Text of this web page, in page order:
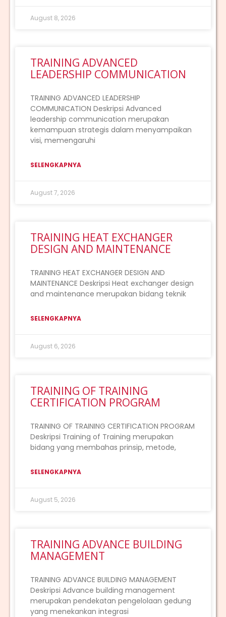
August 8, 2026
TRAINING ADVANCED
LEADERSHIP COMMUNICATION
TRAINING ADVANCED LEADERSHIP
COMMUNICATION Deskripsi Advanced
leadership communication merupakan
kemampuan strategis dalam menyampaikan
visi, memengaruhi
SELENGKAPNYA
August 7, 2026
TRAINING HEAT EXCHANGER
DESIGN AND MAINTENANCE
TRAINING HEAT EXCHANGER DESIGN AND
MAINTENANCE Deskripsi Heat exchanger design
and maintenance merupakan bidang teknik
SELENGKAPNYA
August 6, 2026
TRAINING OF TRAINING
CERTIFICATION PROGRAM
TRAINING OF TRAINING CERTIFICATION PROGRAM
Deskripsi Training of Training merupakan
bidang yang membahas prinsip, metode,
SELENGKAPNYA
August 5, 2026
TRAINING ADVANCE BUILDING
MANAGEMENT
TRAINING ADVANCE BUILDING MANAGEMENT
Deskripsi Advance building management
merupakan pendekatan pengelolaan gedung
yang menekankan integrasi